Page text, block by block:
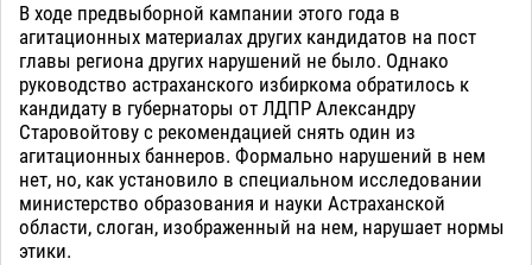
В ходе предвыборной кампании этого года в
агитационных материалах других кандидатов на пост
главы региона других нарушений не было. Однако
руководство астраханского избиркома обратилось к
кандидату в губернаторы от ЛДПР Александру
Старовойтову с рекомендацией снять один из
агитационных баннеров. Формально нарушений в нем
нет, но, как установило в специальном исследовании
министерство образования и науки Астраханской
области, слоган, изображенный на нем, нарушает нормы
этики.